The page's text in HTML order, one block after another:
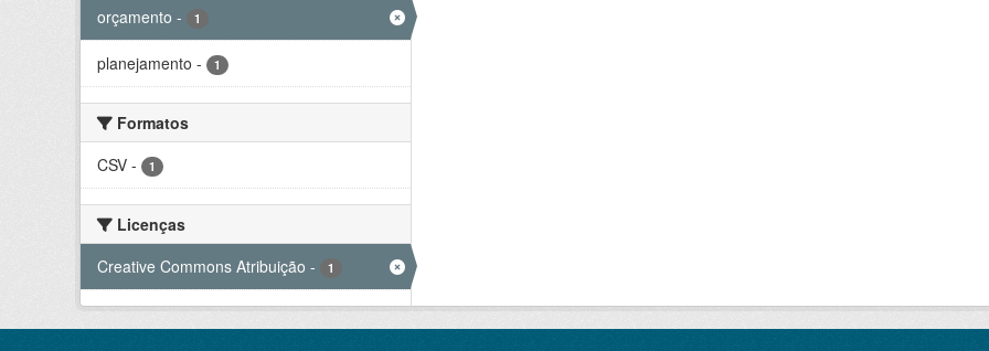
orçamento - 1
planejamento - 1
Formatos
CSV - 1
Licenças
Creative Commons Atribuição - 1